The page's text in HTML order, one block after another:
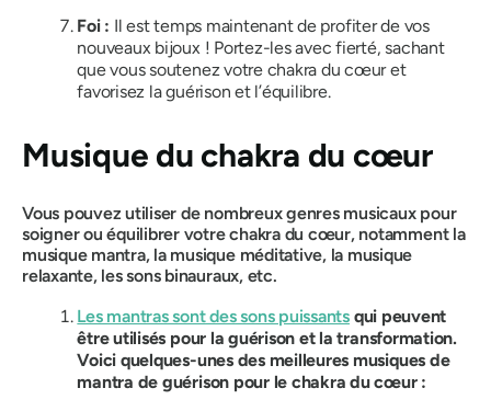
Foi : Il est temps maintenant de profiter de vos
nouveaux bijoux ! Portez-les avec fierté, sachant
que vous soutenez votre chakra du cœur et
favorisez la guérison et l’équilibre.
Musique du chakra du cœur
Vous pouvez utiliser de nombreux genres musicaux pour
soigner ou équilibrer votre chakra du cœur, notamment la
musique mantra, la musique méditative, la musique
relaxante, les sons binauraux, etc.
Les mantras sont des sons puissantsqui peuvent
être utilisés pour la guérison et la transformation.
Voici quelques-unes des meilleures musiques de
mantra de guérison pour le chakra du cœur :